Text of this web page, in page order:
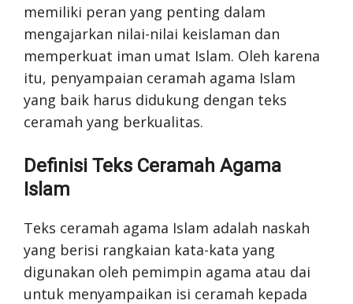
memiliki peran yang penting dalam
mengajarkan nilai-nilai keislaman dan
memperkuat iman umat Islam. Oleh karena
itu, penyampaian ceramah agama Islam
yang baik harus didukung dengan teks
ceramah yang berkualitas.
Definisi Teks Ceramah Agama
Islam
Teks ceramah agama Islam adalah naskah
yang berisi rangkaian kata-kata yang
digunakan oleh pemimpin agama atau dai
untuk menyampaikan isi ceramah kepada